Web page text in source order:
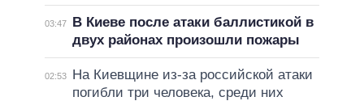
03:47
В Киеве после атаки баллистикой в
двух районах произошли пожары
02:53
На Киевщине из-за российской атаки
погибли три человека, среди них